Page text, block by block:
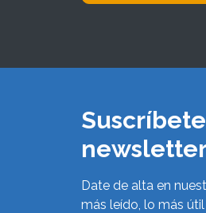
Date de alta en
más leído, lo más